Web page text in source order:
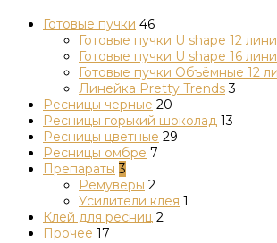
Готовые пучки 46
Готовые пучки U shape 12
Готовые пучки U shape 16
Готовые пучки Объёмные 12
Линейка Pretty Trends 3
Ресницы черные 20
Ресницы горький шоколад 13
Ресницы цветные 29
Ресницы омбре 7
Препараты 3
Ремуверы 2
Усилители клея 1
Клей для ресниц 2
Прочее 17